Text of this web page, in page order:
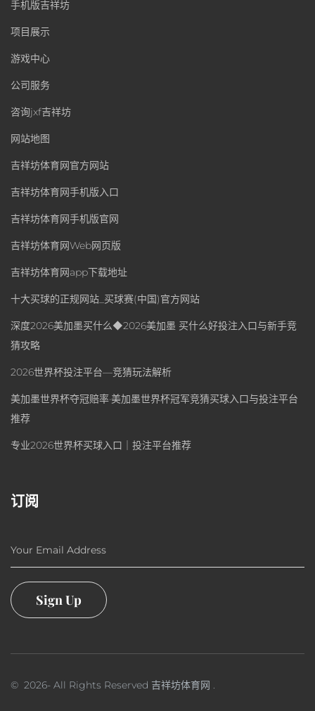
手机版吉祥坊
项目展示
游戏中心
公司服务
咨询jxf吉祥坊
网站地图
吉祥坊体育网官方网站
吉祥坊体育网手机版入口
吉祥坊体育网手机版官网
吉祥坊体育网Web网页版
吉祥坊体育网app下载地址
十大买球的正规网站_买球赛(中国)官方网站
深度2026美加墨买什么◆2026美加墨 买什么好投注入口与新手竞
猜攻略
2026世界杯投注平台—竞猜玩法解析
美加墨世界杯夺冠赔率·美加墨世界杯冠军竞猜买球入口与投注平台
推荐
专业2026世界杯买球入口｜投注平台推荐
订阅
Your Email Address
Sign Up
© 2026- All Rights Reserved 吉祥坊体育网 .